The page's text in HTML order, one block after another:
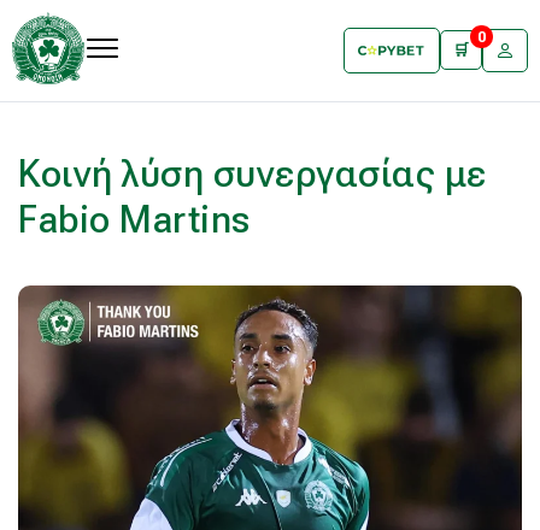
🛒
0
Κοινή λύση συνεργασίας με
Fabio Martins